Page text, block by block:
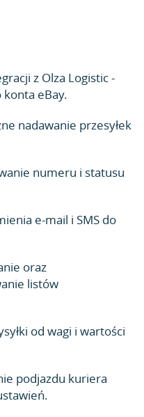
z Olza Logistic -
konta eBay.
nadawanie przesyłek
numeru i statusu
e-mail i SMS do
oraz
listów
od wagi i wartości
podjazdu kuriera